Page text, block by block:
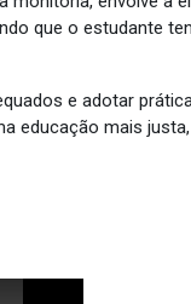
que o estudante
e adotar
educação mais